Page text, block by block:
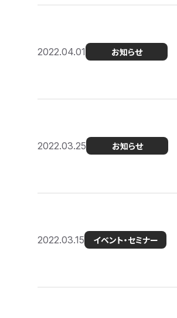
2022.04.01 お知らせ
2022.03.25 お知らせ
2022.03.15 イベント・セミナー